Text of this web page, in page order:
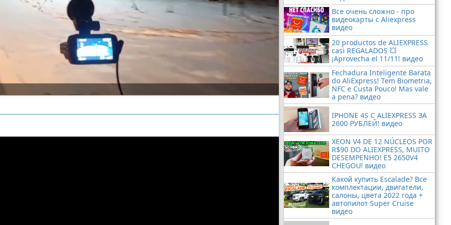
Все очень сложно - про
видеокарты с Aliexpress
видео
20 productos de ALIEXPRESS
casi REGALADOS 💥
¡Aprovecha el 11/11! видео
Fechadura Inteligente Barata
do AliExpress! Tem Biometria,
NFC e Custa Pouco! Mas vale
a pena? видео
IPHONE 4S С ALIEXPRESS ЗА
2600 РУБЛЕЙ! видео
XEON V4 DE 12 NÚCLEOS POR
R$90 DO ALIEXPRESS, MUITO
DESEMPENHO! E5 2650V4
CHEGOU! видео
Какой купить Escalade? Все
комплектации, двигатели,
салоны, цвета 2022 года +
автопилот Super Cruise
видео